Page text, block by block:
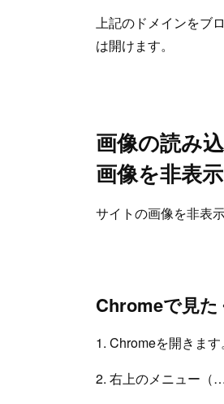
上記のドメインをブ
は開けます。
画像の読み
画像を非表
サイトの画像を非表
Chromeで見
1. Chromeを開きます。
2. 右上のメニュー（